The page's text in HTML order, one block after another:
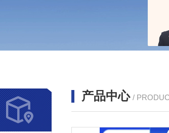
产品中心 /